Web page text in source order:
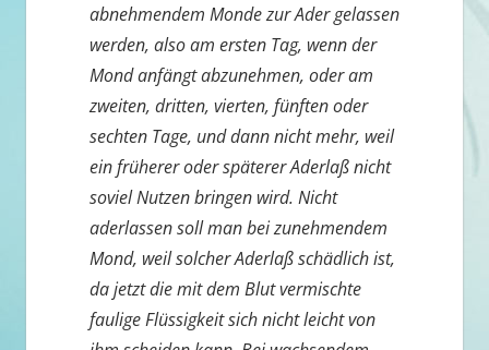
abnehmendem Monde zur Ader gelassen
werden, also am ersten Tag, wenn der
Mond anfängt abzunehmen, oder am
zweiten, dritten, vierten, fünften oder
sechten Tage, und dann nicht mehr, weil
ein früherer oder späterer Aderlaß nicht
soviel Nutzen bringen wird. Nicht
aderlassen soll man bei zunehmendem
Mond, weil solcher Aderlaß schädlich ist,
da jetzt die mit dem Blut vermischte
faulige Flüssigkeit sich nicht leicht von